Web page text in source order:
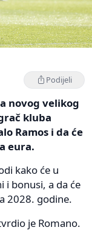
Podijeli
novog velikog
kluba
Ramos i da će
eura.
kako će u
i bonusi, a da će
2028. godine.
je Romano.